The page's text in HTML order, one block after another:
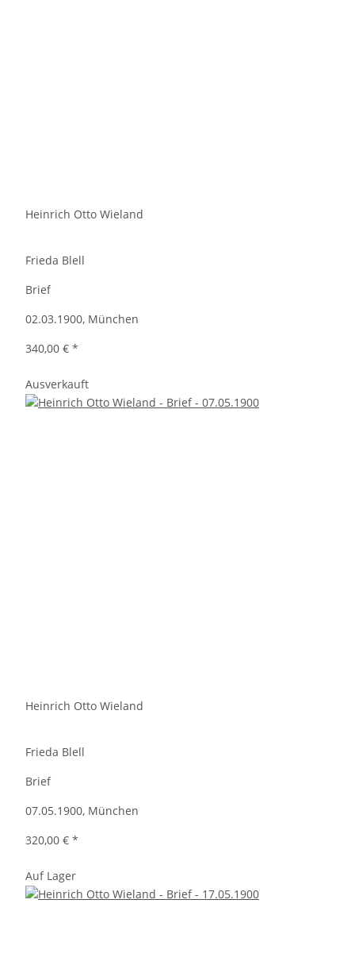
Heinrich Otto Wieland
Frieda Blell
Brief
02.03.1900, München
340,00 € *
Ausverkauft
Heinrich Otto Wieland
Frieda Blell
Brief
07.05.1900, München
320,00 € *
Auf Lager